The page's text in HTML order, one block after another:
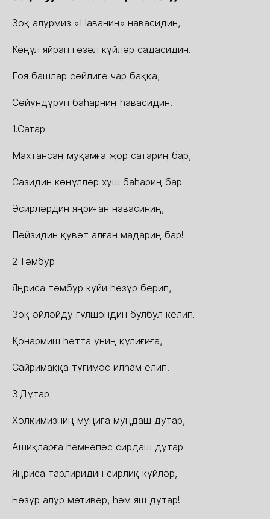
Зоқ алурмиз «Наваниң» навасидин,
Көңүл яйрап гөзəл күйлəр садасидин.
Гоя башлар сəйлигə чар баққа,
Сөйүндүрүп баһарниң һавасидин!
1.Сатар
Махтансаң муқамға җор сатариң бар,
Сазидин көңүллəр хуш баһариң бар.
Əсирлəрдин яңриған навасиниң,
Пəйзидин қувəт алған мадариң бар!
2.Тəмбур
Яңриса тəмбур күйи һөзүр берип,
Зоқ əйлəйду гүлшəндин булбул келип.
Қонармиш һəтта униң қулиғиға,
Сайримаққа түгимəс илһам елип!
3.Дутар
Хəлқимизниң муңиға муңдаш дутар,
Ашиқларға һəмнəпəс сирдаш дутар.
Яңриса тарлиридин сирлиқ күйлəр,
Һөзүр алур мөтивəр, һəм яш дутар!